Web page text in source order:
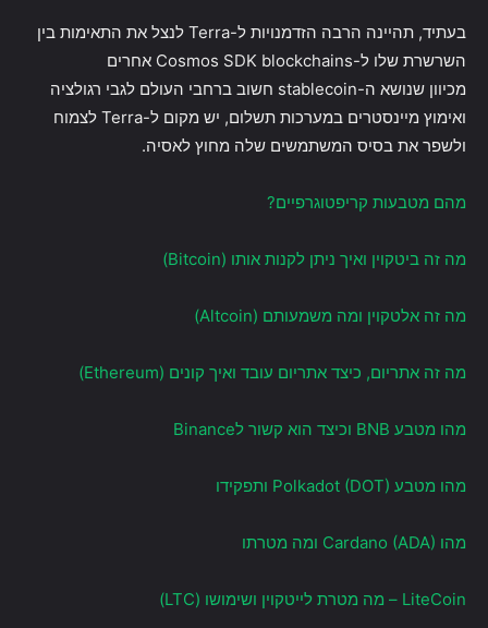
בעתיד, תהיינה הרבה הזדמנויות ל-Terra לנצל את התאימות בין
השרשרת שלו ל-Cosmos SDK blockchains אחרים
מכיוון שנושא ה-stablecoin חשוב ברחבי העולם לגבי רגולציה
ואימוץ מיינסטרים במערכות תשלום, יש מקום ל-Terra לצמוח
ולשפר את בסיס המשתמשים שלה מחוץ לאסיה.
מהם מטבעות קריפטוגרפיים?
מה זה ביטקוין ואיך ניתן לקנות אותו (Bitcoin)
מה זה אלטקוין ומה משמעותם (Altcoin)
מה זה אתריום, כיצד אתריום עובד ואיך קונים (Ethereum)
מהו מטבע BNB וכיצד הוא קשור לBinance
מהו מטבע Polkadot (DOT) ותפקידו
מהו Cardano (ADA) ומה מטרתו
LiteCoin – מה מטרת לייטקוין ושימושו (LTC)